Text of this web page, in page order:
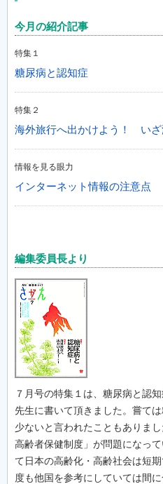
今月の紹介記事
特集１
糖尿病と認知症
特集２
海外旅行へ出かけよう！ いざ
情報を見る眼力
インターネット情報の注意点
編集委員長より
７月号の特集１は、糖尿病と認
先生に書いて頂きました。嘗て
少ないと言われたこともありま
高齢者保健制度」が問題になっ
て日本の高齢化・高齢社会は短
度も他国を参考にしていては間